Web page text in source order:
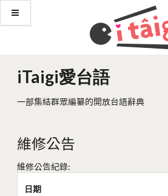
iTaigi愛台語
一部集結群眾編纂的開放台語辭典
維修公告
維修公告紀錄:
日期